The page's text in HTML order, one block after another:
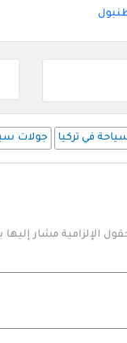
في تركيا جولات
الإلزامية مشار إليها